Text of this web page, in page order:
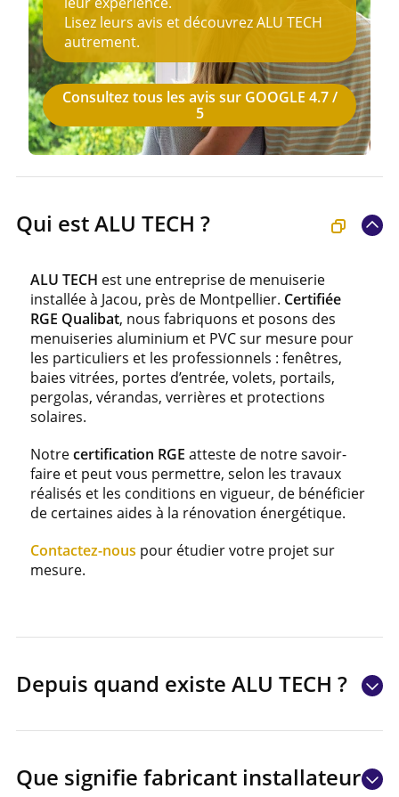
Lisez leurs avis et découvrez ALU TECH
autrement.
Consultez tous les avis sur GOOGLE 4.7 /
5
Qui est ALU TECH ?
ALU TECH est une entreprise de menuiserie
installée à Jacou, près de Montpellier. Certifiée
RGE Qualibat, nous fabriquons et posons des
menuiseries aluminium et PVC sur mesure pour
les particuliers et les professionnels : fenêtres,
baies vitrées, portes d’entrée, volets, portails,
pergolas, vérandas, verrières et protections
solaires.
Notrecertification RGE atteste de notre savoir-
faire et peut vous permettre, selon les travaux
réalisés et les conditions en vigueur, de bénéficier
de certaines aides à la rénovation énergétique.
Contactez-nous pour étudier votre projet sur
mesure.
Depuis quand existe ALU TECH ?
Que signifie fabricant installateur